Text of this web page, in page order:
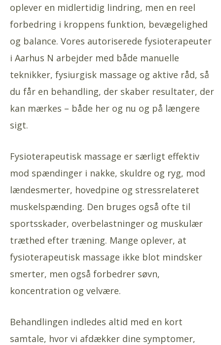
oplever en midlertidig lindring, men en reel
forbedring i kroppens funktion, bevægelighed
og balance. Vores autoriserede fysioterapeuter
i Aarhus N arbejder med både manuelle
teknikker, fysiurgisk massage og aktive råd, så
du får en behandling, der skaber resultater, der
kan mærkes – både her og nu og på længere
sigt.
Fysioterapeutisk massage er særligt effektiv
mod spændinger i nakke, skuldre og ryg, mod
lændesmerter, hovedpine og stressrelateret
muskelspænding. Den bruges også ofte til
sportsskader, overbelastninger og muskulær
træthed efter træning. Mange oplever, at
fysioterapeutisk massage ikke blot mindsker
smerter, men også forbedrer søvn,
koncentration og velvære.
Behandlingen indledes altid med en kort
samtale, hvor vi afdækker dine symptomer,